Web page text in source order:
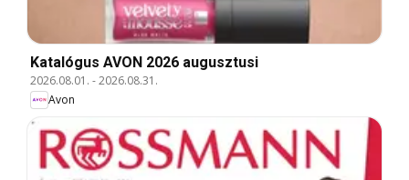
Katalógus AVON 2026 augusztusi
2026.08.01. -2026.08.31.
Avon